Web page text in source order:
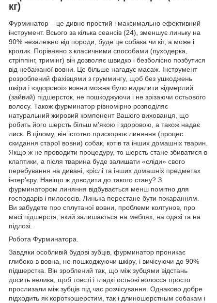
кг)
Фурминатор – це дивно простий і максимально ефективний
інструмент. Всього за кілька сеансів (24), зменшує линьку на
90% незалежно від породи, буде це собака чи кіт, а може і
кролик. Порівняно з класичними способами (пуходерка,
стріппінг, тримінг) він дозволяє швидко і безболісно позбутися
від небажаної вовни. Це більше нагадує масаж. Інструмент
розроблений фахівцями з груммингу, щоб без ушкоджень
шкіри і «здорової» вовни можна було видалити відмерлий
(зайвий) підшерсток, не пошкоджуючи і не зрізаючи остьового
волосу. Також фурминатор рівномірно розподіляє
натуральний жировий компонент Вашого вихованця, що
робить його шерсть більш м'якою і здоровою, а також надає
лиск. В цілому, він істотно прискорює линяння (процес
скидання старої вовни) собак, котів та інших домашніх тварин.
Якщо ж не проводити процедуру, то шерсть стане збиватися в
клаптики, а після тварина буде залишати «сліди» свого
перебування на дивані, кріслі та інших домашніх предметах
інтер'єру. Навіщо ж доводити до такого стану? З
фурминатором линяння відбувається менш помітно для
господарів і пилососів. Линька перестане бути покаранням.
Ви забудете про сплутаної вовни, проблеми колтунов, про
масі підшерстя, який залишається на меблях, на одязі та на
підлозі.
Робота Фурминатора.
Завдяки особливій будові зубців, фурминатор проникає
глибоко в вовна, не пошкоджуючи шкіру, і вичісуючи до 90%
підшерстка. Він зроблений так, що між зубцями відстань
досить велика, щоб товсті і гладкі остьові волосся просто
прослизали між зубців під час розчісування. Однаково добре
підходить як короткошерстим, так і длиношерстным собакам і